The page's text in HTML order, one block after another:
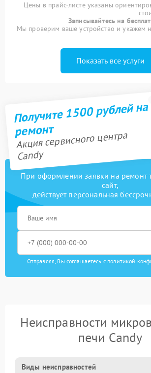
Цены в прайс-листе указаны
Записывайтесь на
Мы проверим ваше устройство и укажем
Показать все услуги
Получите 1500 рублей на
ремонт
Акция сервисного центра
Candy
При оформлении заявки на ремонт
сайт,
действует персональная
Отправляя, Вы соглашаетесь с политикой
Неисправности
печи Candy
Виды неисправностей